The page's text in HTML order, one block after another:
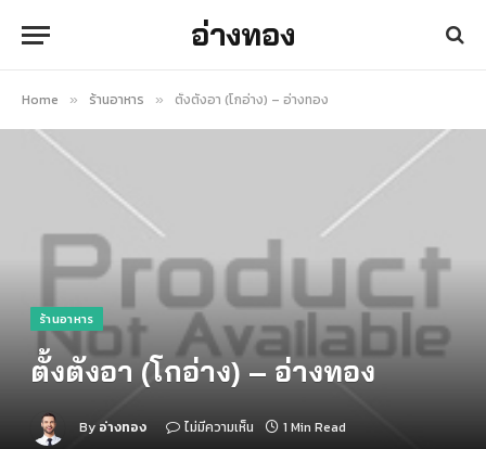
อ่างทอง
Home » ร้านอาหาร » ตั้งตังอา (โกอ่าง) – อ่างทอง
ร้านอาหาร
ตั้งตังอา (โกอ่าง) – อ่างทอง
By อ่างทอง ไม่มีความเห็น 1 Min Read